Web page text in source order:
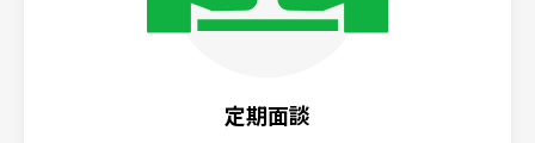
定期面談